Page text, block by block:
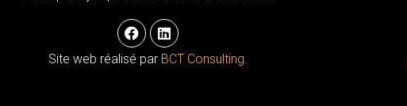
F
a
c
e
L
i
n
k
Site web réalisé par BCT Consulting.